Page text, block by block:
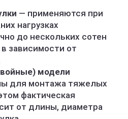
— применяются при
нагрузках
до нескольких сотен
зависимости от
модели
для монтажа тяжелых
фактическая
от длины, диаметра